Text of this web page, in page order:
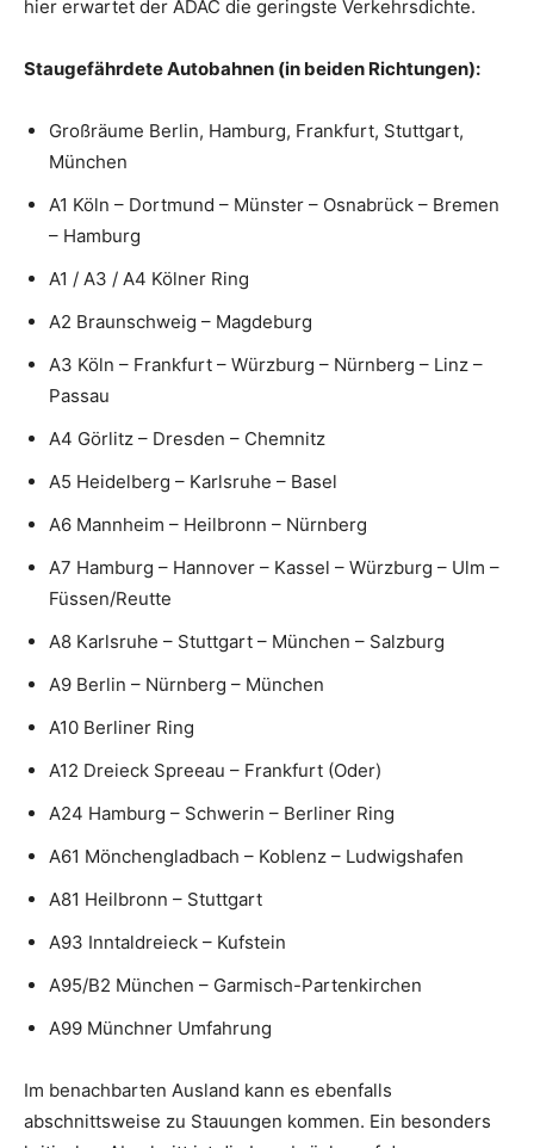
hier erwartet der ADAC die geringste Verkehrsdichte.
Staugefährdete Autobahnen (in beiden Richtungen):
Großräume Berlin, Hamburg, Frankfurt, Stuttgart,
München
A1 Köln – Dortmund – Münster – Osnabrück – Bremen
– Hamburg
A1 / A3 / A4 Kölner Ring
A2 Braunschweig – Magdeburg
A3 Köln – Frankfurt – Würzburg – Nürnberg – Linz –
Passau
A4 Görlitz – Dresden – Chemnitz
A5 Heidelberg – Karlsruhe – Basel
A6 Mannheim – Heilbronn – Nürnberg
A7 Hamburg – Hannover – Kassel – Würzburg – Ulm –
Füssen/Reutte
A8 Karlsruhe – Stuttgart – München – Salzburg
A9 Berlin – Nürnberg – München
A10 Berliner Ring
A12 Dreieck Spreeau – Frankfurt (Oder)
A24 Hamburg – Schwerin – Berliner Ring
A61 Mönchengladbach – Koblenz – Ludwigshafen
A81 Heilbronn – Stuttgart
A93 Inntaldreieck – Kufstein
A95/B2 München – Garmisch-Partenkirchen
A99 Münchner Umfahrung
Im benachbarten Ausland kann es ebenfalls
abschnittsweise zu Stauungen kommen. Ein besonders